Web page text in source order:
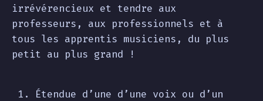
irrévérencieux et tendre aux
professeurs, aux professionnels et à
tous les apprentis musiciens, du plus
petit au plus grand !
Étendue d’une d’une voix ou d’un